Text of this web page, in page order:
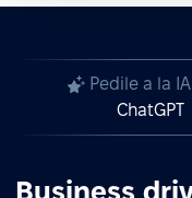
Pedile a la
ChatGPT
Business